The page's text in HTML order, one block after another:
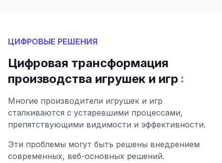
ЦИФРОВЫЕ РЕШЕНИЯ
Цифровая трансформация
производства игрушек и игр :
Многие производители игрушек и игр
сталкиваются с устаревшими процессами,
препятствующими видимости и эффективности.
Эти проблемы могут быть решены внедрением
современных, веб-основных решений.